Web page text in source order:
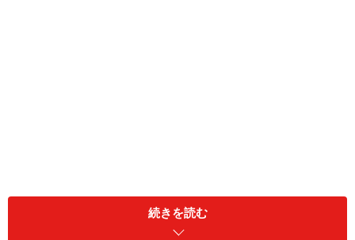
一般的に「背中」と呼ばれる「胸椎」。この部分は、姿
勢を保つ時に重要な働きをする筋肉が、過度に緊張する
続きを読む